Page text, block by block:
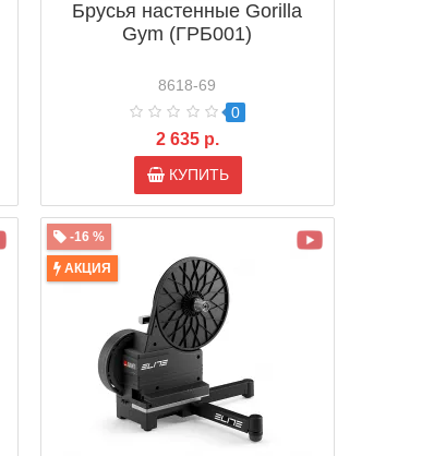
Брусья настенные Gorilla
Gym (ГРБ001)
8618-69
0
2 635 р.
КУПИТЬ
-16 %
АКЦИЯ